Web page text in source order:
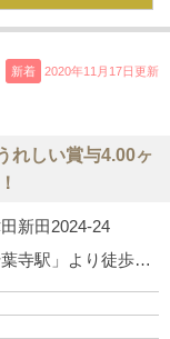
新着 2020年11月17日更新
しい賞与4.00ヶ
新田2024-24
京成千原線「千葉寺駅」より徒歩9分